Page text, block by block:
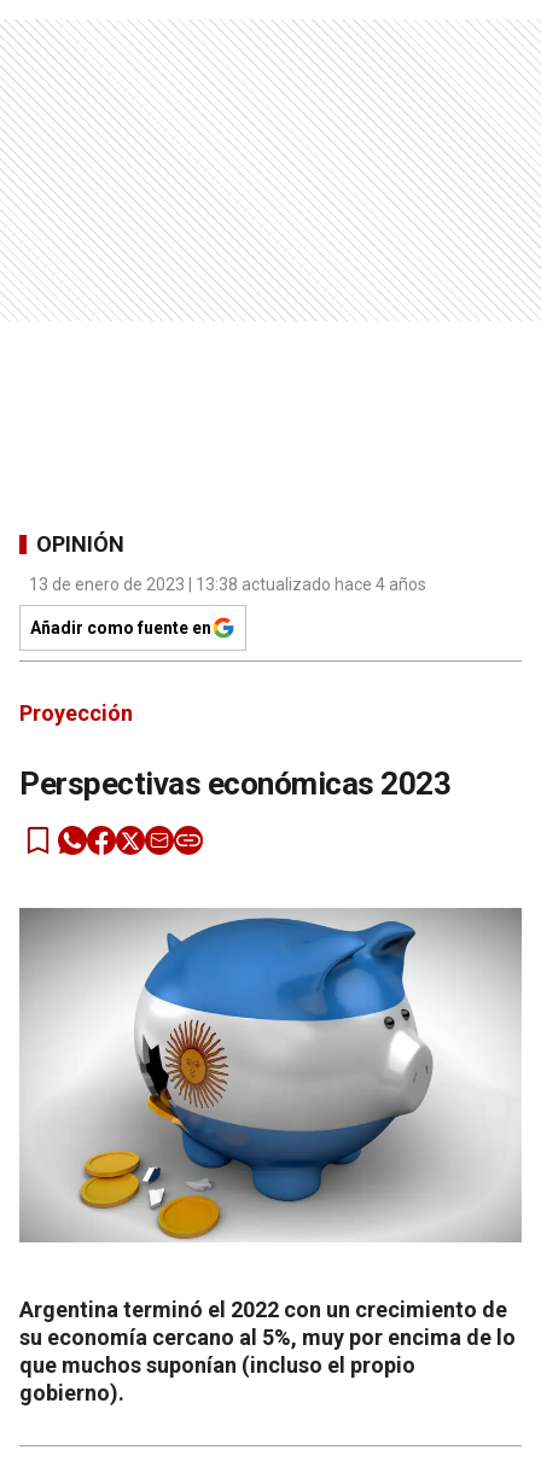
OPINIÓN
13 de enero de 2023 | 13:38 actualizado hace 4 años
Añadir como fuente en
Proyección
Perspectivas económicas 2023
Argentina terminó el 2022 con un crecimiento de
su economía cercano al 5%, muy por encima de lo
que muchos suponían (incluso el propio
gobierno).